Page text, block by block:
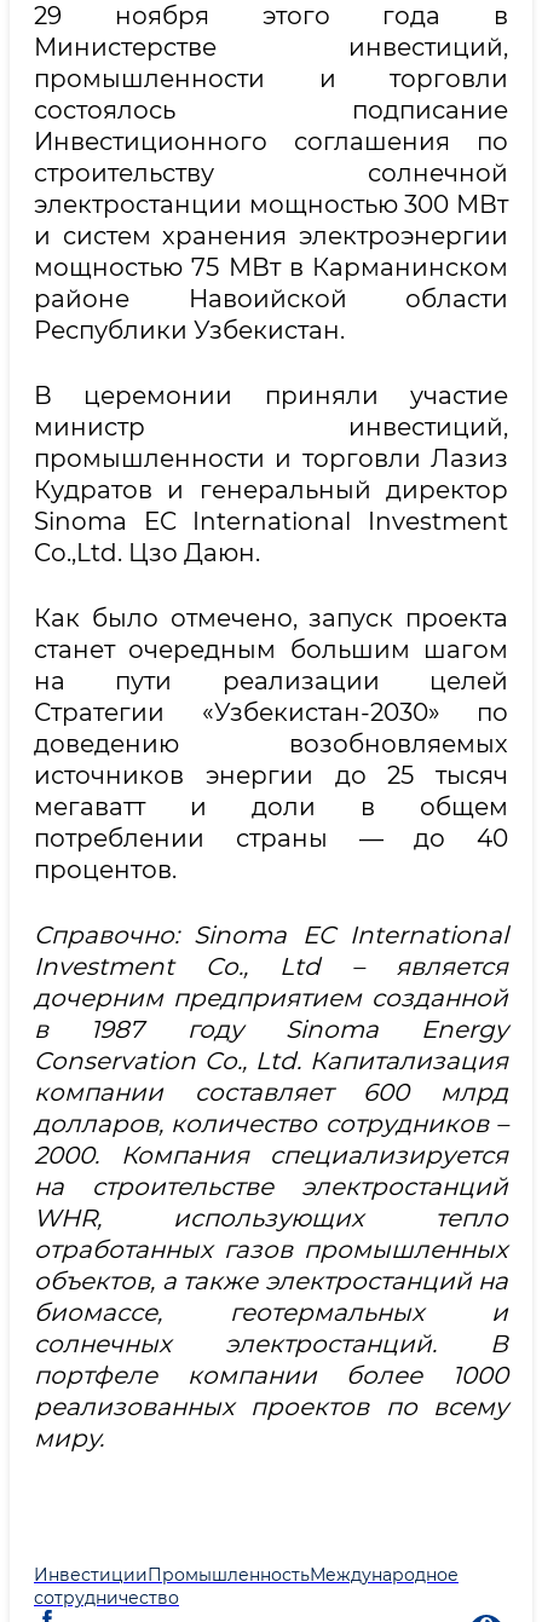
29 ноября этого года в
Министерстве инвестиций,
промышленности и торговли
состоялось подписание
Инвестиционного соглашения по
строительству солнечной
электростанции мощностью 300 МВт
и систем хранения электроэнергии
мощностью 75 МВт в Карманинском
районе Навоийской области
Республики Узбекистан.
В церемонии приняли участие
министр инвестиций,
промышленности и торговли Лазиз
Кудратов и генеральный директор
Sinoma EC International Investment
Co.,Ltd. Цзо Даюн.
Как было отмечено, запуск проекта
станет очередным большим шагом
на пути реализации целей
Стратегии «Узбекистан-2030» по
доведению возобновляемых
источников энергии до 25 тысяч
мегаватт и доли в общем
потреблении страны — до 40
процентов.
Справочно: Sinoma EC International
Investment Co., Ltd – является
дочерним предприятием созданной
в 1987 году Sinoma Energy
Conservation Co., Ltd. Капитализация
компании составляет 600 млрд
долларов, количество сотрудников –
2000. Компания специализируется
на строительстве электростанций
WHR, использующих тепло
отработанных газов промышленных
объектов, а также электростанций на
биомассе, геотермальных и
солнечных электростанций. В
портфеле компании более 1000
реализованных проектов по всему
миру.
ИнвестицииПромышленностьМеждународное
сотрудничество